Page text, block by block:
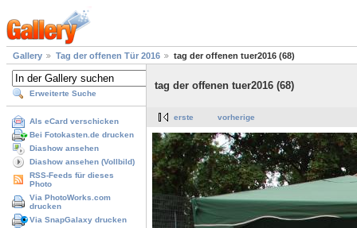
Gallery Tag der offenen Tür 2016 tag der offenen tuer2016 (68)
Erweiterte Suche
Als eCard verschicken
Bei Fotokasten.de drucken
Diashow ansehen
Diashow ansehen (Vollbild)
RSS-Feeds für dieses
Photo
Via PhotoWorks.com
drucken
Via SnapGalaxy drucken
tag der offenen tuer2016 (68)
erste vorherige